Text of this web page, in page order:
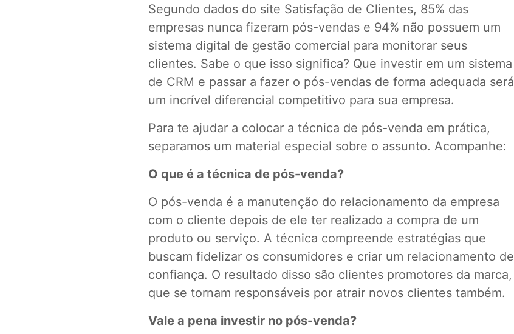
Segundo dados do site Satisfação de Clientes, 85% das
empresas nunca fizeram pós-vendas e 94% não possuem um
sistema digital de gestão comercial para monitorar seus
clientes. Sabe o que isso significa? Que investir em um sistema
de CRM e passar a fazer o pós-vendas de forma adequada será
um incrível diferencial competitivo para sua empresa.
Para te ajudar a colocar a técnica de pós-venda em prática,
separamos um material especial sobre o assunto. Acompanhe:
O que é a técnica de pós-venda?
O pós-venda é a manutenção do relacionamento da empresa
com o cliente depois de ele ter realizado a compra de um
produto ou serviço. A técnica compreende estratégias que
buscam fidelizar os consumidores e criar um relacionamento de
confiança. O resultado disso são clientes promotores da marca,
que se tornam responsáveis por atrair novos clientes também.
Vale a pena investir no pós-venda?